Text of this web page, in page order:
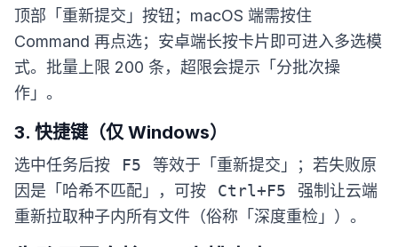
顶部「重新提交」按钮；macOS 端需按住
Command 再点选；安卓端长按卡片即可进入多选模
式。批量上限 200 条，超限会提示「分批次操
作」。
3. 快捷键（仅 Windows）
选中任务后按 F5
等效于「重新提交」；若失败原
因是「哈希不匹配」，可按
Ctrl+F5
强制让云端
重新拉取种子内所有文件（俗称「深度重检」）。